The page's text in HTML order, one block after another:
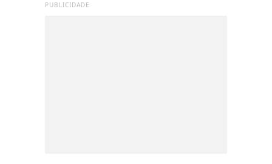
PUBLICIDADE